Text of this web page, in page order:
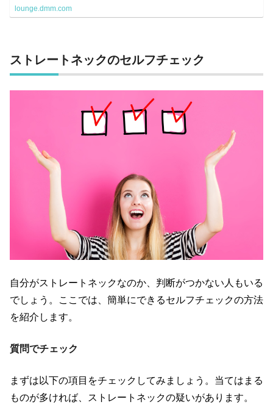
lounge.dmm.com
ストレートネックのセルフチェック
自分がストレートネックなのか、判断がつかない人もいる
でしょう。ここでは、簡単にできるセルフチェックの方法
を紹介します。
質問でチェック
まずは以下の項目をチェックしてみましょう。当てはまる
ものが多ければ、ストレートネックの疑いがあります。